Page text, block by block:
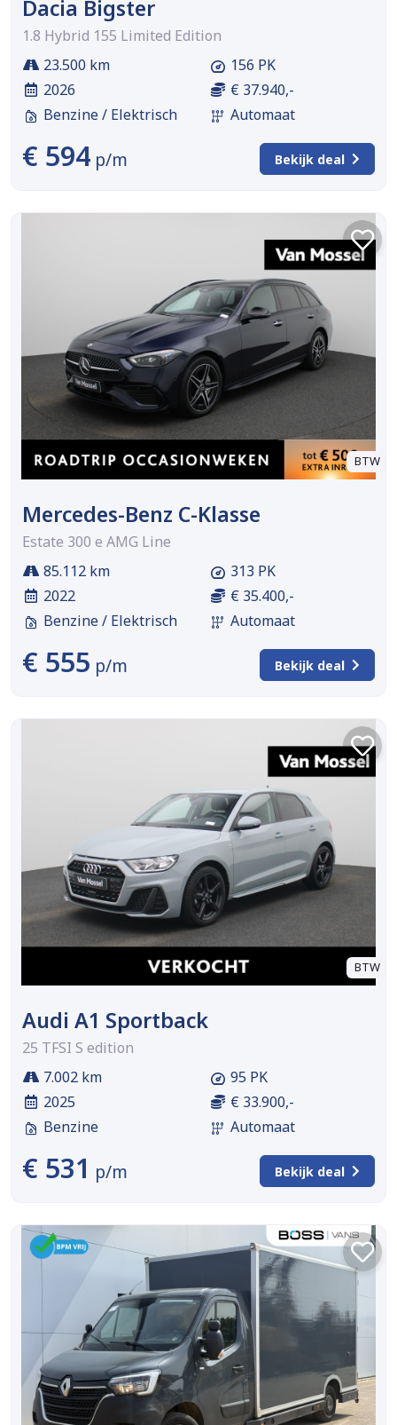
Dacia Bigster
1.8 Hybrid 155 Limited Edition
23.500 km
2026
Benzine / Elektrisch
156 PK
€ 37.940,-
Automaat
€ 594 p/m Bekijk deal
BTW
Mercedes-Benz C-Klasse
Estate 300 e AMG Line
85.112 km
2022
Benzine / Elektrisch
313 PK
€ 35.400,-
Automaat
€ 555 p/m Bekijk deal
BTW
Audi A1 Sportback
25 TFSI S edition
7.002 km
2025
Benzine
95 PK
€ 33.900,-
Automaat
€ 531 p/m Bekijk deal